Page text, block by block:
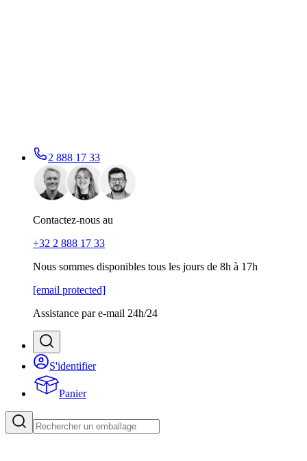
2 888 17 33
Contactez-nous au
+32 2 888 17 33
Nous sommes disponibles tous les jours de 8h à 17h
[email protected]
Assistance par e-mail 24h/24
S'identifier
Panier